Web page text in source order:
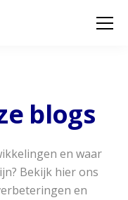
blogs
en waar
Bekijk hier ons
en